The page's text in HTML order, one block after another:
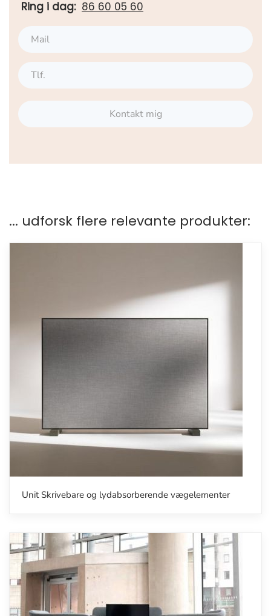
Ring i dag: 86 60 05 60
Kontakt mig
... udforsk flere relevante produkter:
Unit Skrivebare og lydabsorberende vægelementer